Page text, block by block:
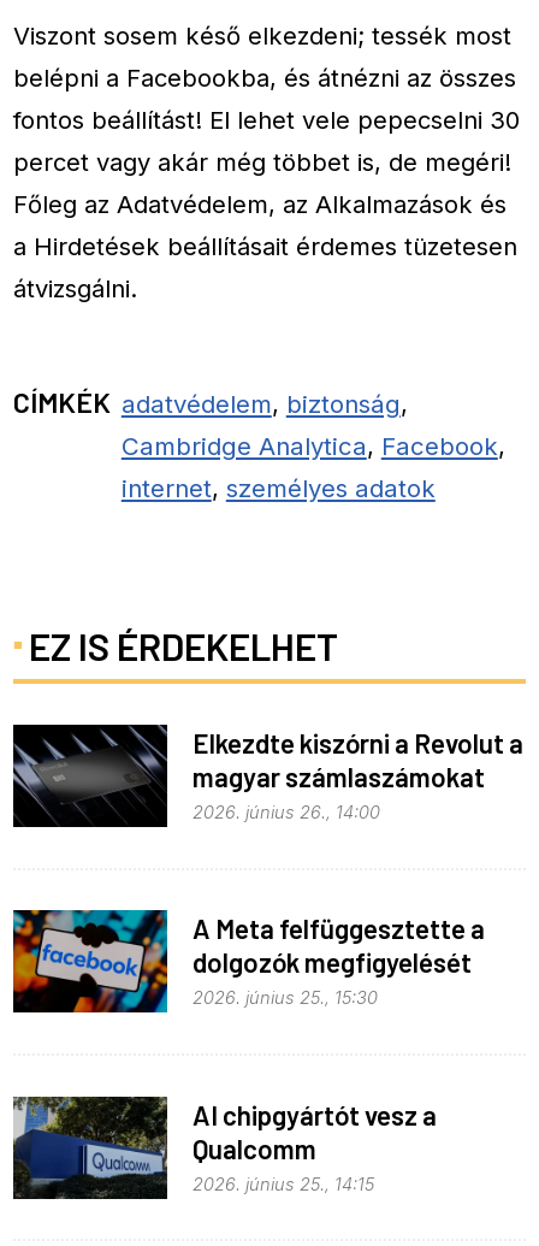
Viszont sosem késő elkezdeni; tessék most
belépni a Facebookba, és átnézni az összes
fontos beállítást! El lehet vele pepecselni 30
percet vagy akár még többet is, de megéri!
Főleg az Adatvédelem, az Alkalmazások és
a Hirdetések beállításait érdemes tüzetesen
átvizsgálni.
CÍMKÉK adatvédelem, biztonság,
Cambridge Analytica, Facebook,
internet, személyes adatok
EZ IS ÉRDEKELHET
Elkezdte kiszórni a Revolut a
magyar számlaszámokat
2026. június 26., 14:00
A Meta felfüggesztette a
dolgozók megfigyelését
2026. június 25., 15:30
AI chipgyártót vesz a
Qualcomm
2026. június 25., 14:15